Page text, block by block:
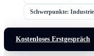
Schwerpunkte:
Kostenloses Erstgespräch